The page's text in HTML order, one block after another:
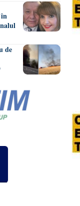
de